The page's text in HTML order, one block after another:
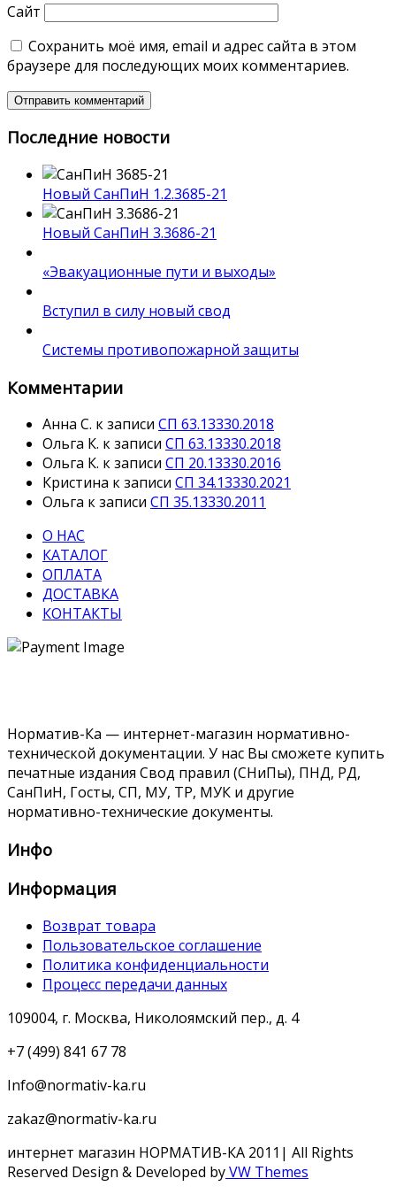
Сайт
Сохранить моё имя, email и адрес сайта в этом
браузере для последующих моих комментариев.
Последние новости
Новый СанПиН 1.2.3685-21
Новый СанПиН 3.3686-21
«Эвакуационные пути и выходы»
Вступил в силу новый свод
Системы противопожарной защиты
Комментарии
Анна С. к записи СП 63.13330.2018
Ольга К. к записи СП 63.13330.2018
Ольга К. к записи СП 20.13330.2016
Кристина к записи СП 34.13330.2021
Ольга к записи СП 35.13330.2011
О НАС
КАТАЛОГ
ОПЛАТА
ДОСТАВКА
КОНТАКТЫ
Норматив-Ка — интернет-магазин нормативно-
технической документации. У нас Вы сможете купить
печатные издания Свод правил (СНиПы), ПНД, РД,
СанПиН, Госты, СП, МУ, ТР, МУК и другие
нормативно-технические документы.
Инфо
Информация
Возврат товара
Пользовательское соглашение
Политика конфиденциальности
Процесс передачи данных
109004, г. Москва, Николоямский пер., д. 4
+7 (499) 841 67 78
Info@normativ-ka.ru
zakaz@normativ-ka.ru
интернет магазин НОРМАТИВ-КА 2011| All Rights
Reserved Design & Developed byVW Themes